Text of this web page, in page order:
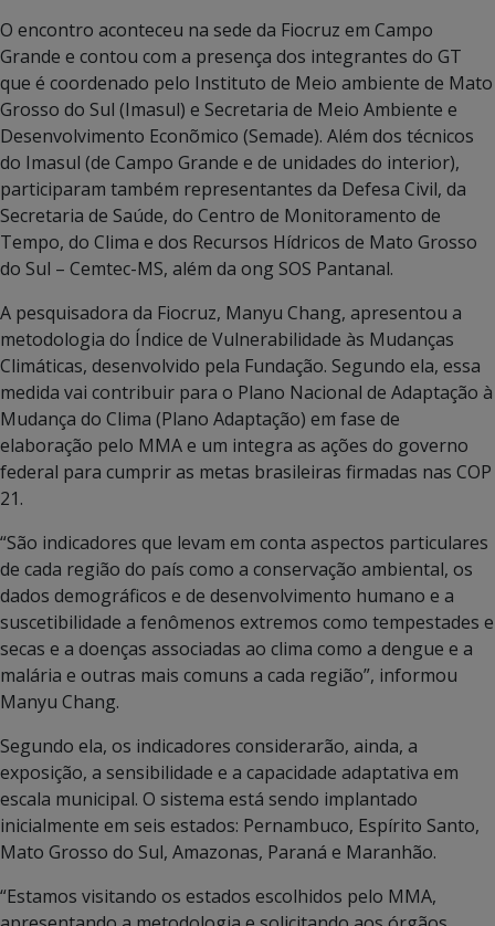
O encontro aconteceu na sede da Fiocruz em Campo
Grande e contou com a presença dos integrantes do GT
que é coordenado pelo Instituto de Meio ambiente de Mato
Grosso do Sul (Imasul) e Secretaria de Meio Ambiente e
Desenvolvimento Econõmico (Semade). Além dos técnicos
do Imasul (de Campo Grande e de unidades do interior),
participaram também representantes da Defesa Civil, da
Secretaria de Saúde, do Centro de Monitoramento de
Tempo, do Clima e dos Recursos Hídricos de Mato Grosso
do Sul – Cemtec-MS, além da ong SOS Pantanal.
A pesquisadora da Fiocruz, Manyu Chang, apresentou a
metodologia do Índice de Vulnerabilidade às Mudanças
Climáticas, desenvolvido pela Fundação. Segundo ela, essa
medida vai contribuir para o Plano Nacional de Adaptação à
Mudança do Clima (Plano Adaptação) em fase de
elaboração pelo MMA e um integra as ações do governo
federal para cumprir as metas brasileiras firmadas nas COP
21.
“São indicadores que levam em conta aspectos particulares
de cada região do país como a conservação ambiental, os
dados demográficos e de desenvolvimento humano e a
suscetibilidade a fenômenos extremos como tempestades e
secas e a doenças associadas ao clima como a dengue e a
malária e outras mais comuns a cada região”, informou
Manyu Chang.
Segundo ela, os indicadores considerarão, ainda, a
exposição, a sensibilidade e a capacidade adaptativa em
escala municipal. O sistema está sendo implantado
inicialmente em seis estados: Pernambuco, Espírito Santo,
Mato Grosso do Sul, Amazonas, Paraná e Maranhão.
“Estamos visitando os estados escolhidos pelo MMA,